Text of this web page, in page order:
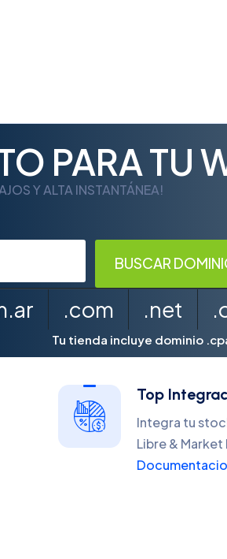
PARA TU
Y ALTA INSTANTÁNEA!
.com .net
Tu tienda incluye dominio
Top
Integra tu
Libre & Market